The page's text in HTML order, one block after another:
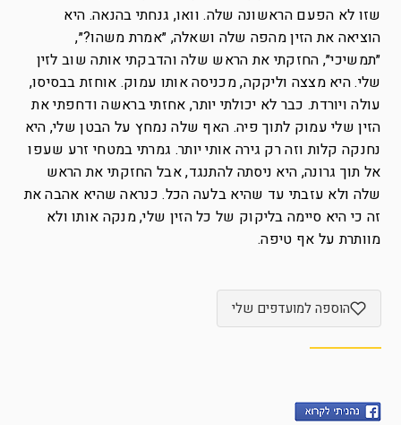
שזו לא הפעם הראשונה שלה. וואו, גנחתי בהנאה. היא
הוציאה את הזין מהפה שלה ושאלה, ״אמרת משהו?״,
״תמשיכי״, החזקתי את הראש שלה והדבקתי אותה שוב לזין
שלי. היא מצצה וליקקה, מכניסה אותו עמוק. אוחזת בבסיסו,
עולה ויורדת. כבר לא יכולתי יותר, אחזתי בראשה ודחפתי את
הזין שלי עמוק לתוך פיה. האף שלה נמחץ על הבטן שלי, היא
נחנקה קלות וזה רק גירה אותי יותר. גמרתי במטחי זרע שעפו
אל תוך גרונה, היא ניסתה להתנגד, אבל החזקתי את הראש
שלה ולא עזבתי עד שהיא בלעה הכל. כנראה שהיא אהבה את
זה כי היא סיימה בליקוק של כל הזין שלי, מנקה אותו ולא
מוותרת על אף טיפה.
הוספה למועדפים שלי